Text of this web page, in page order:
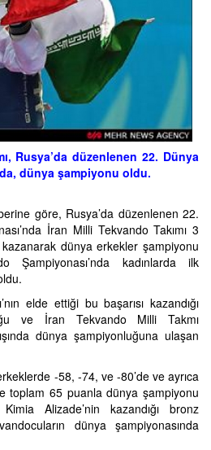
Rusya’da düzenlenen 22. Dünya
dünya şampiyonu oldu.
göre, Rusya’da düzenlenen 22.
İran Milli Tekvando Takımı 3
dünya erkekler şampiyonu
Şampiyonası’nda kadınlarda ilk
elde ettiği bu başarısı kazandığı
ve İran Tekvando Milli Takmı
dünya şampiyonluğuna ulaşan
-58, -74, ve -80’de ve ayrıca
toplam 65 puanla dünya şampiyonu
Alizade’nin kazandığı bronz
dünya şampiyonasında